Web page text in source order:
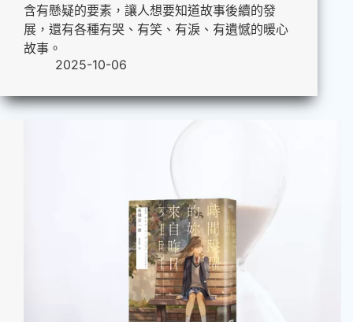
含有懸疑的要素，讓人想要知道故事後續的發
展，還有各種有哭、有笑、有淚、有遺憾的暖心
故事。
2025-10-06